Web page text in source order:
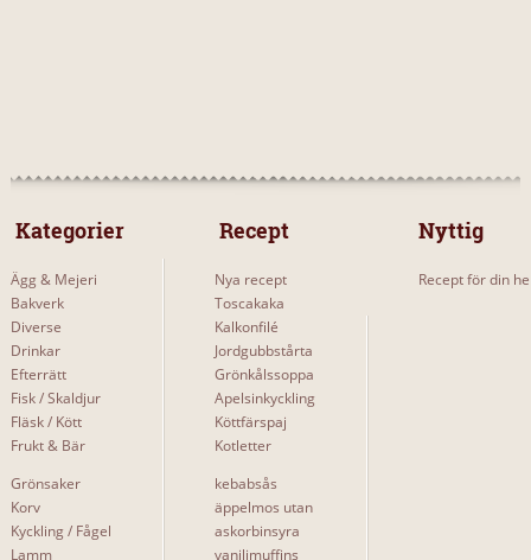
Kategorier
Ägg & Mejeri
Bakverk
Diverse
Drinkar
Efterrätt
Fisk / Skaldjur
Fläsk / Kött
Frukt & Bär
Grönsaker
Korv
Kyckling / Fågel
Lamm
Recept
Nya recept
Toscakaka
Kalkonfilé
Jordgubbstårta
Grönkålssoppa
Apelsinkyckling
Köttfärspaj
Kotletter
kebabsås
äppelmos utan
askorbinsyra
vaniljmuffins
Nyttig
Recept för din